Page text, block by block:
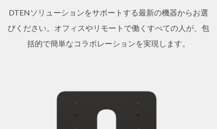
DTENソリューションをサポートする最新の機器からお選
びください。オフィスやリモートで働くすべての人が、包
括的で簡単なコラボレーションを実現します。